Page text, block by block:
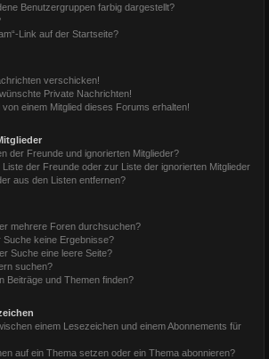
Benutzergruppen farbig dargestellt?
Link auf der Startseite?
verschicken!
Private Nachrichten!
einem Mitglied dieses Forums erhalten!
der Freunde und ignorierten Mitglieder?
der Freunde oder zur Liste der ignorierten Mitglieder
aus den Listen entfernen?
mehrere Foren durchsuchen?
Suche keine Ergebnisse?
Suche eine leere Seite?
suchen?
Beiträge und Themen finden?
einem Lesezeichen und einem Abonnements für
auf ein Thema setzen oder ein Thema abonnieren?